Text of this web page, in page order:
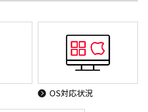
OS対応状況